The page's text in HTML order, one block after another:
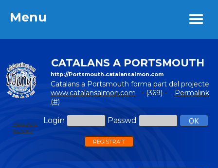
Menu
CATALANS A PORTSMOUTH
http://Portsmouth.catalansalmon.com
Catalans a Portsmouth forma part del projecte
www.catalansalmon.com - (369) - Permalink
(#)
Login Passwd
Password
perdut?
REGISTRA'T
Menu